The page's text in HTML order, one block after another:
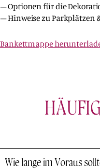
Optionen für die
Hinweise zu Parkplätzen
Bankettmappe
Wie lange im Voraus